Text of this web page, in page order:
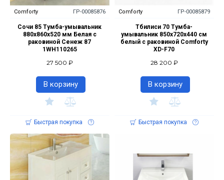
Comforty ГР-00085876
Сочи 85 Тумба-умывальник
880х860х520 мм Белая с
раковиной Сенеж 87
1WH110265
27 500 ₽
В корзину
Быстрая покупка
Comforty ГР-00085879
Тбилиси 70 Тумба-
умывальник 850х720х440 см
белый с раковиной Comforty
XD-F70
28 200 ₽
В корзину
Быстрая покупка